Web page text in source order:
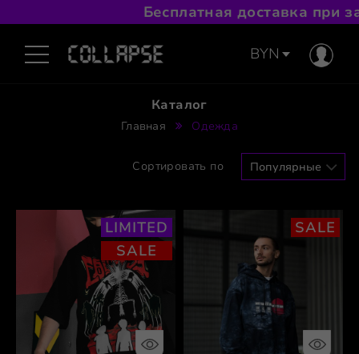
Бесплатная доставка при
BYN
Каталог
Главная Одежда
Сортировать по
LIMITED
SALE
SALE